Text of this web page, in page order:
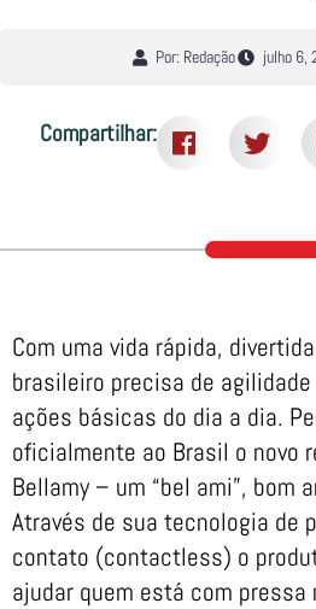
Por: Redação julho 6,
Compartilhar:
Com uma vida rápida,
brasileiro precisa de
ações básicas do dia a dia.
oficialmente ao Brasil o novo
Bellamy – um “bel ami”, bom
Através de sua tecnologia de
contato (contactless) o
ajudar quem está com pressa